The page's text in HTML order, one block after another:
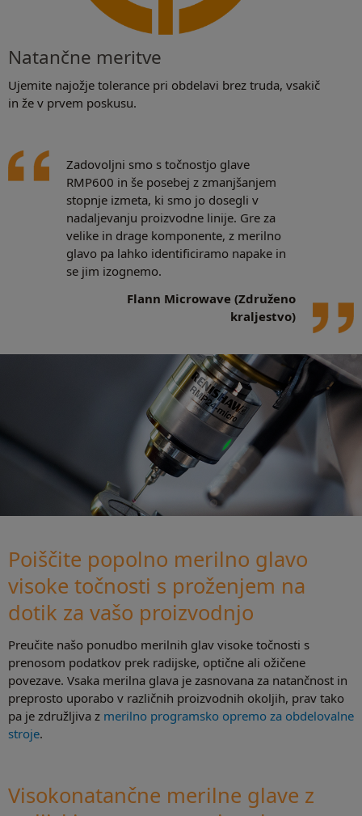
Natančne meritve
Ujemite najožje tolerance pri obdelavi brez truda, vsakič
in že v prvem poskusu.
Zadovoljni smo s točnostjo glave
RMP600 in še posebej z zmanjšanjem
stopnje izmeta, ki smo jo dosegli v
nadaljevanju proizvodne linije. Gre za
velike in drage komponente, z merilno
glavo pa lahko identificiramo napake in
se jim izognemo.
Flann Microwave (Združeno
kraljestvo)
Poiščite popolno merilno glavo
visoke točnosti s proženjem na
dotik za vašo proizvodnjo
Preučite našo ponudbo merilnih glav visoke točnosti s
prenosom podatkov prek radijske, optične ali ožičene
povezave. Vsaka merilna glava je zasnovana za natančnost in
preprosto uporabo v različnih proizvodnih okoljih, prav tako
pa je združljiva z merilno programsko opremo za obdelovalne
stroje.
Visokonatančne merilne glave z